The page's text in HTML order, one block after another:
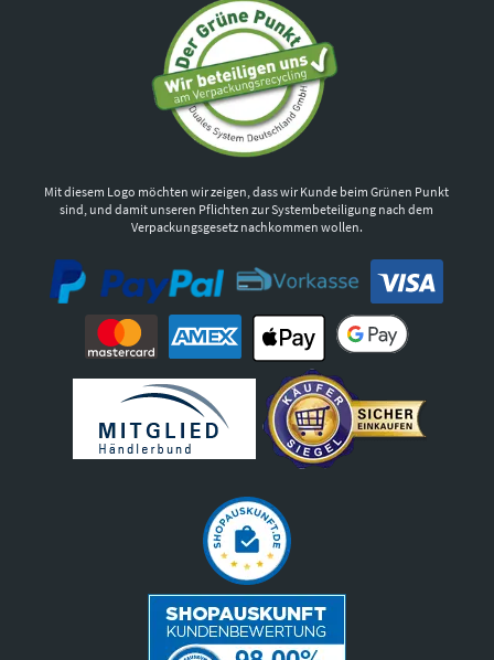
Mit diesem Logo möchten wir zeigen, dass wir Kunde beim Grünen Punkt
sind, und damit unseren Pflichten zur Systembeteiligung nach dem
Verpackungsgesetz nachkommen wollen.